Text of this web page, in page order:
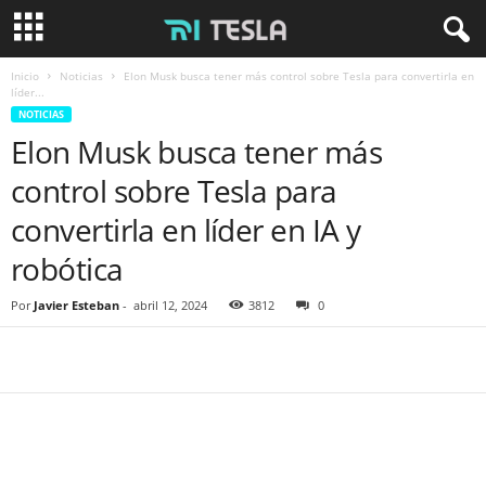
Inicio Noticias
Elon Musk busca tener más control sobre Tesla para convertirla en
líder...
NOTICIAS
Elon Musk busca tener más
control sobre Tesla para
convertirla en líder en IA y
robótica
Por Javier Esteban - abril 12, 2024 3812 0